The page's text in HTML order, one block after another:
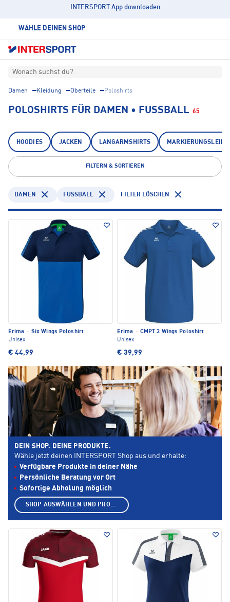
INTERSPORT App downloaden
WÄHLE DEINEN SHOP
Wonach suchst du?
Damen Kleidung Oberteile Poloshirts
POLOSHIRTS FÜR DAMEN • FUSSBALL 65
HOODIES JACKEN LANGARMSHIRTS
FILTERN & SORTIEREN
DAMEN FUSSBALL FILTER LÖSCHEN
Erima · Six Wings Poloshirt
Unisex
€ 44,99
Erima · CMPT 3 Wings Poloshirt
Unisex
€ 39,99
DEIN SHOP. DEINE PRODUKTE.
Wähle jetzt deinen INTERSPORT Shop aus und erhalte:
Verfügbare Produkte in deiner Nähe
Persönliche Beratung vor Ort
Sofortige Abholung möglich
SHOP AUSWÄHLEN UND PRODUKTE ANZEIGEN